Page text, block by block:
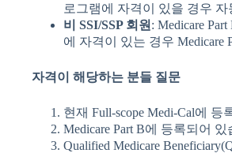
로그램에 자격이 있을 경우 자
비 SSI/SSP 회원 : Medicare
에 자격이 있는 경우 Medicare
자격이 해당하는 분들 질문
현재 Full-scope Medi-Cal에 등
Medicare Part B에 등록되어 있
Qualified Medicare